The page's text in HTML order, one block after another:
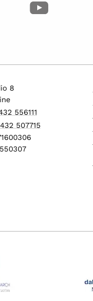
8
556111
507715